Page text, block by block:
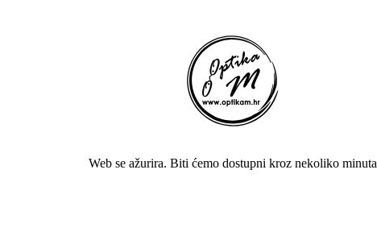
Web se ažurira. Biti ćemo dostupni kroz nekoliko minuta